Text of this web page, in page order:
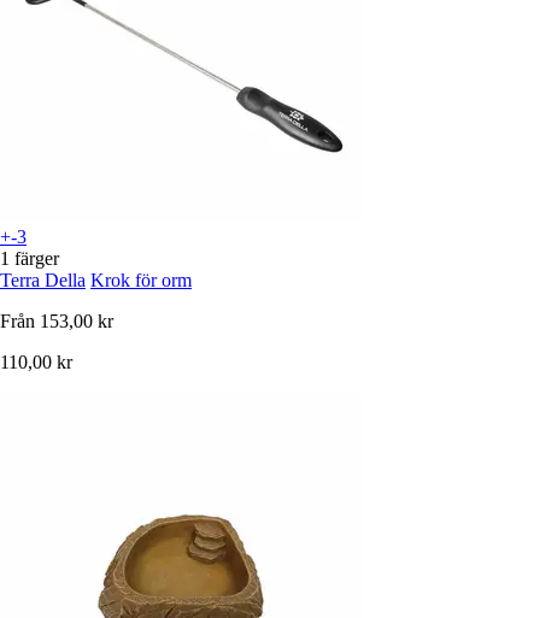
+-3
1 färger
Terra Della Krok för orm
Från 153,00 kr
110,00 kr